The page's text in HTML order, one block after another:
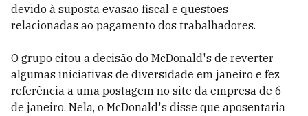
devido à suposta evasão fiscal e questões
relacionadas ao pagamento dos trabalhadores.
O grupo citou a decisão do McDonald's de reverter
algumas iniciativas de diversidade em janeiro e fez
referência a uma postagem no site da empresa de 6
de janeiro. Nela, o McDonald's disse que aposentaria